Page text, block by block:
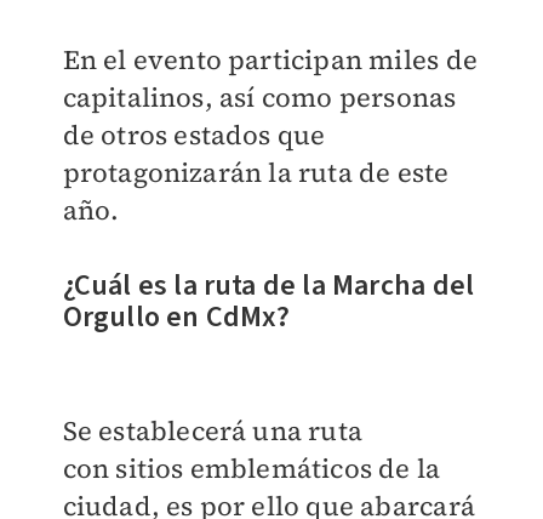
En el evento participan miles de
capitalinos, así como personas
de otros estados que
protagonizarán la ruta de este
año.
¿Cuál es la ruta de la Marcha del
Orgullo en CdMx?
Se establecerá una ruta
con sitios emblemáticos de la
ciudad, es por ello que abarcará